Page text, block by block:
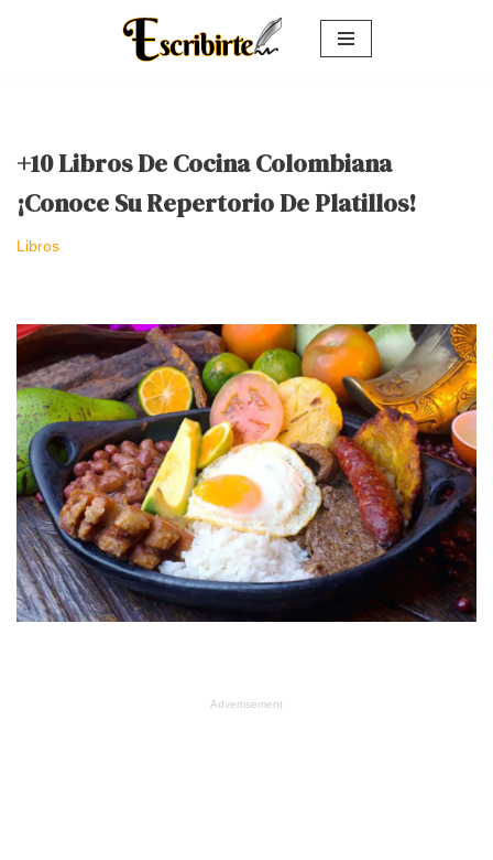
+10 Libros De Cocina Colombiana
¡Conoce Su Repertorio De Platillos!
Libros
Advertisement